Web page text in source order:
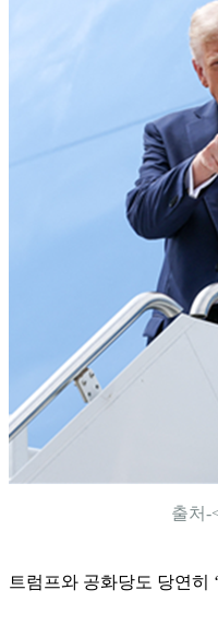
출처-
트럼프와 공화당도 당연히